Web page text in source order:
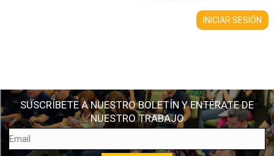
SUSCRÍBETE A NUESTRO BOLETÍN Y ENTÉRATE DE
NUESTRO TRABAJO